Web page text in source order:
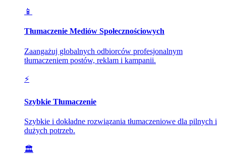
📱
Tłumaczenie Mediów Społecznościowych
Zaangażuj globalnych odbiorców profesjonalnym
tłumaczeniem postów, reklam i kampanii.
⚡
Szybkie Tłumaczenie
Szybkie i dokładne rozwiązania tłumaczeniowe dla pilnych i
dużych potrzeb.
🏛️